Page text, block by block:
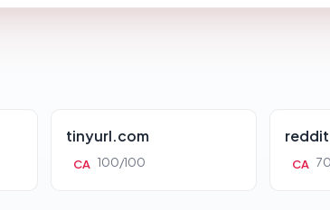
tinyurl.com
CA 100/100 CA